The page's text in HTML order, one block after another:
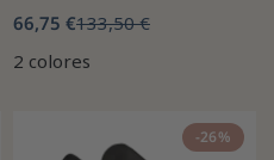
66,75 €133,50 €
2 colores
-26%